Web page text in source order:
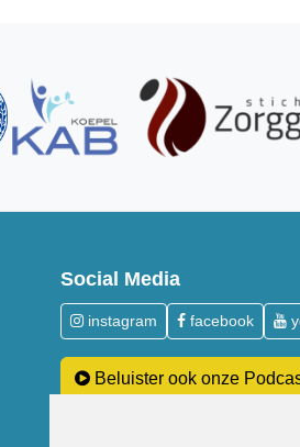
Social Media
instagram facebook
Beluister ook onze